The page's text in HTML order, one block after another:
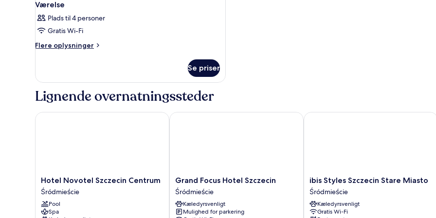
Værelse
Plads til 4 personer
Gratis Wi-Fi
Flere oplysninger
Flere
Se priser
Lignende overnatningssteder
Hotel
Novotel
Szczecin
Centrum
Śródmieście
Hotel Novotel Szczecin Centrum
Śródmieście
Pool
Spa
Hotel Novotel Szczecin Centrum
Grand
Focus
Hotel
Szczecin
Śródmieście
Grand Focus Hotel Szczecin
Śródmieście
Kæledyrsvenligt
Mulighed for parkering
Grand Focus Hotel Szczecin
ibis
Styles
Szczecin
Stare
Miasto
ibis Styles Szczecin Stare Miasto
Śródmieście
Kæledyrsvenligt
Gratis Wi-Fi
ibis Styles Szczecin Stare Miasto